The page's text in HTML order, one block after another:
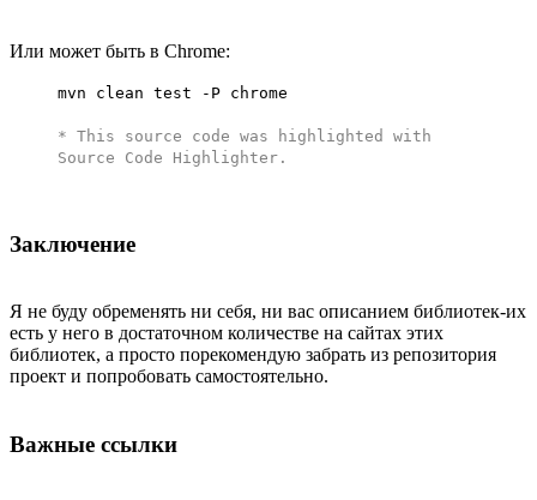
Или может быть в Chrome:
mvn clean test -P chrome
* This source code was highlighted with
Source Code Highlighter .
Заключение
Я не буду обременять ни себя, ни вас описанием библиотек-их
есть у него в достаточном количестве на сайтах этих
библиотек, а просто порекомендую забрать из репозитория
проект и попробовать самостоятельно.
Важные ссылки